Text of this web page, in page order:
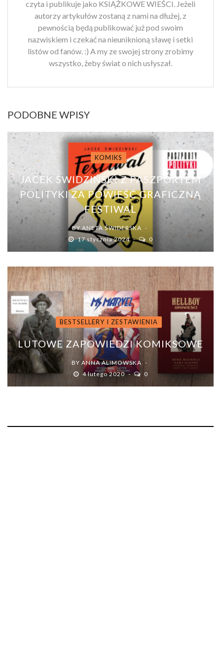
czyta i publikuje jako KSIĄŻKOWE WIEŚCI. Jeżeli
autorzy artykułów zostaną z nami na dłużej, z
pewnością będą publikować już pod swoim
nazwiskiem i czekać na nieuniknioną sławę i setki
listów od fanów. :) A my ze swojej strony zrobimy
wszystko, żeby świat o nich usłyszał.
PODOBNE WPISY
KOMIKS
JACEK ŚWIDZIŃSKI Z PASZPORTEM
POLITYKI ZA POWIEŚĆ GRAFICZNĄ
FESTIWAL
BYANETA ŚWIDERSKA
17 stycznia 2024
0
BESTSELLERY I ZESTAWIENIA
LUTOWE ZAPOWIEDZI KOMIKSOWE
BY ANNA ALIMOWSKA
4 lutego 2020
0